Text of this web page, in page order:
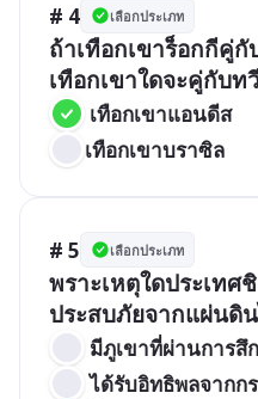
# 4 เลือกประเภท
ถ้าเทือกเขาร็อกกีคู่
เทือกเขาใดจะคู่กับท
เทือกเขาแอนดีส
เทือกเขาบราซิล
# 5 เลือกประเภท
พราะเหตุใดประเทศ
ประสบภัยจากแผ่นดิ
มีภูเขาที่ผ่านการ
ได้รับอิทธิพลจากก